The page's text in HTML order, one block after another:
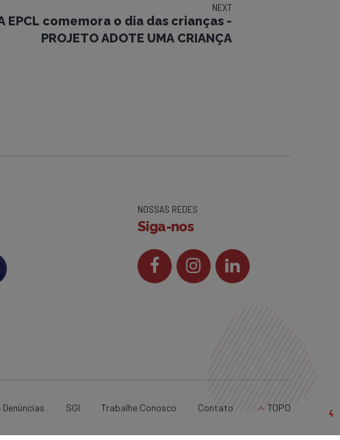
NEXT
EPCL comemora o dia das crianças -
PROJETO ADOTE UMA CRIANÇA
NOSSAS REDES
Siga-nos
SGI Trabalhe Conosco Contato TOPO